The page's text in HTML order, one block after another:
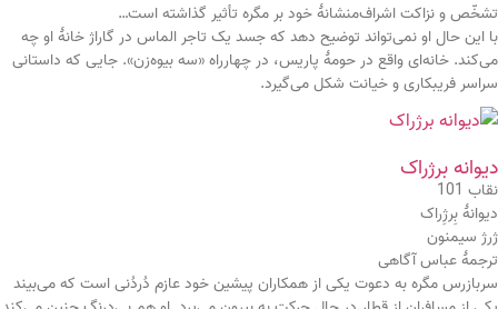
تشخّص و نزاکت اشراف‌منشانۀ خود بر مگره تأثیر گذاشته است…
با این حال او نمی‌تواند توضیح دهد که جسد یک تاجر الماس در گاراژ خانۀ او چه
می‌کند. خانه‌ای واقع در حومۀ پاریس، در چهارراه «سه بیوه‌زن». جایی که داستانی
سراسر فریبکاری و خیانت شکل می‌گیرد.
دیوانه برژراک
نقاب 101
دیوانۀ بِرژِراک
ژرژ سیمنون
ترجمۀ عباس آگاهی
سربازرس مگره به دعوت یکی از همکاران پیشین خود عازم دُردُنی است که می‌بیند